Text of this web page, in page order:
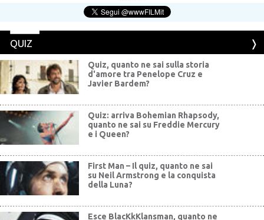
QUIZ
Quiz, quanto ne sai sulla storia
d'amore tra Penelope Cruz e
Javier Bardem?
Quiz: arriva Bohemian Rhapsody,
quanto ne sai su Freddie Mercury
e i Queen?
First Man – Il quiz, quanto ne sai
su Neil Armstrong e la conquista
della Luna?
Esce BlacKkKlansman, quanto ne